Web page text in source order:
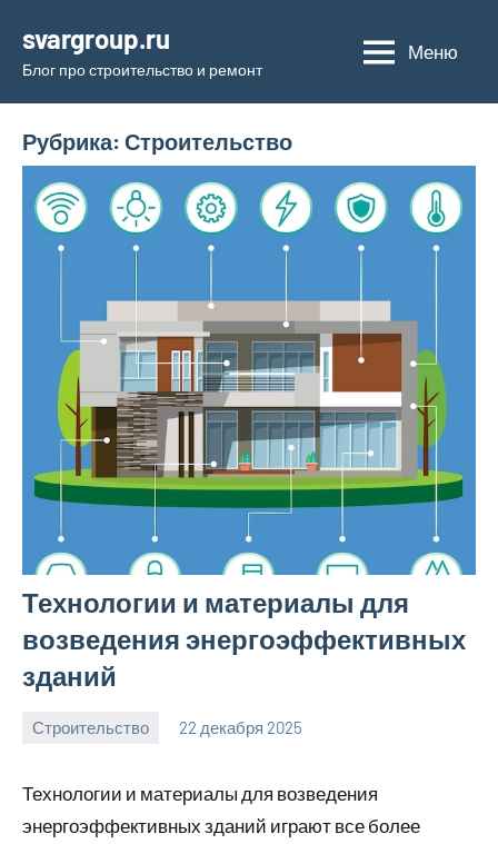
содержимому
svargroup.ru
Блог про строительство и ремонт
Меню
Рубрика: Строительство
Технологии и материалы для
возведения энергоэффективных
зданий
Строительство 22 декабря 2025
svargroup_ru
Технологии и материалы для возведения
энергоэффективных зданий играют все более